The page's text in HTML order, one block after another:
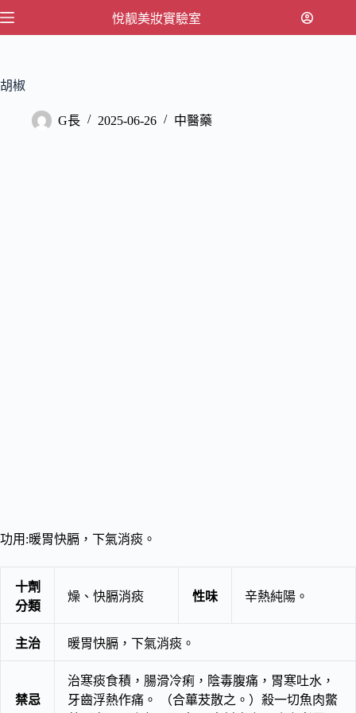
跳
內
悅靓美妝實驗室
胡椒
G長 2025-06-26 中醫藥
功用:暖胃快膈，下氣消痰。
十劑
分類
燥、快膈消痰 性味 辛熱純陽。
主治 暖胃快膈，下氣消痰。
禁忌
治寒痰食積，腸滑冷痢，陰毒腹痛，胃寒吐水，
牙齒浮熱作痛。 （合蓽茇散之。）殺一切魚肉鱉